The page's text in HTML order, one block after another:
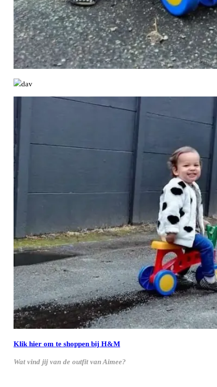
Klik hier om te shoppen bij H&M
Wat vind jij van de outfit van Aimee?